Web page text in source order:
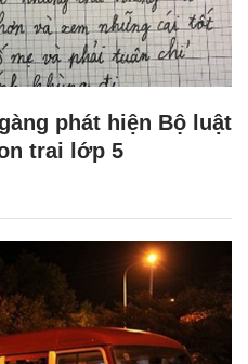
phát hiện Bộ luật
trai lớp 5